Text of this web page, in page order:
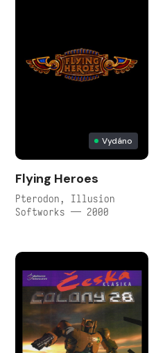
Vydáno
Flying Heroes
Pterodon, Illusion
Softworks — 2000